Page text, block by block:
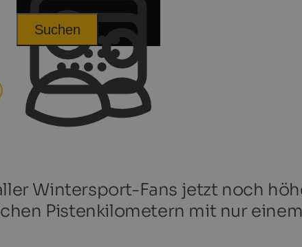
Suchen
Wintersport-Fans jetzt noch
Pistenkilometern mit nur